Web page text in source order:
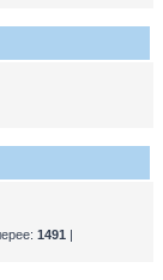
1491 |